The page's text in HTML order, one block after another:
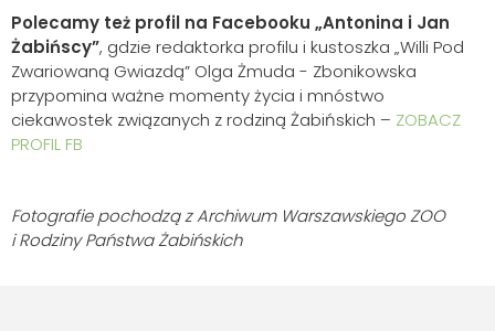
Polecamy też profil na Facebooku „Antonina i Jan
Żabińscy”, gdzie redaktorka profilu i kustoszka „Willi Pod
Zwariowaną Gwiazdą” Olga Żmuda - Zbonikowska
przypomina ważne momenty życia i mnóstwo
ciekawostek związanych z rodziną Żabińskich – ZOBACZ
PROFIL FB
Fotografie pochodzą z Archiwum Warszawskiego ZOO
i Rodziny Państwa Żabińskich